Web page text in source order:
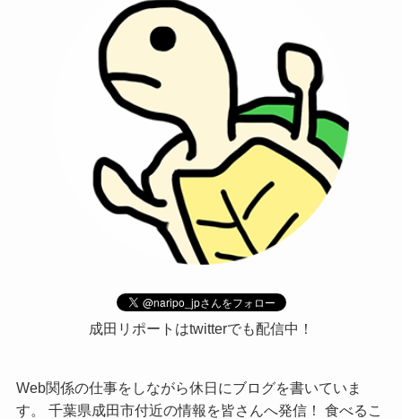
成田リポートはtwitterでも配信中！
Web関係の仕事をしながら休日にブログを書いていま
す。 千葉県成田市付近の情報を皆さんへ発信！ 食べるこ